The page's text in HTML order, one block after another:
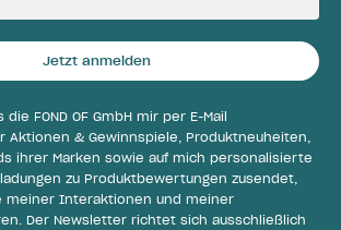
Jetzt anmelden
FOND OF GmbH mir per E-Mail
Aktionen & Gewinnspiele, Produktneuheiten,
ihrer Marken sowie auf mich personalisierte
zu Produktbewertungen zusendet,
meiner Interaktionen und meiner
Der Newsletter richtet sich ausschließlich